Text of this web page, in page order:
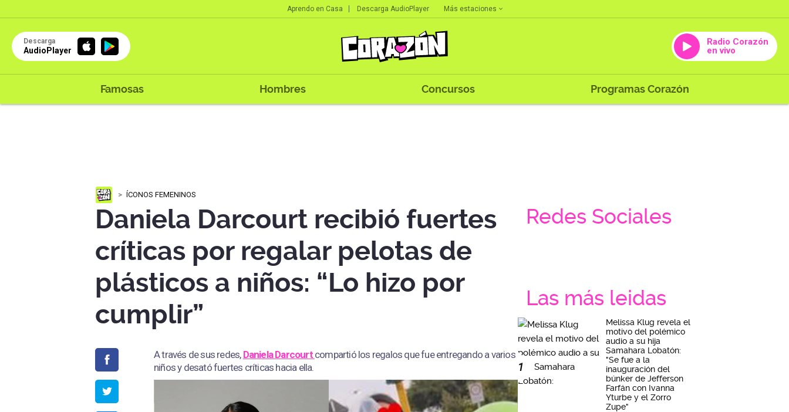
Aprendo en Casa Descarga AudioPlayer Más estaciones
Descarga
AudioPlayer
Radio Corazón
en vivo
Famosas Hombres Concursos Programas Corazón
ÍCONOS FEMENINOS
Daniela Darcourt recibió fuertes
críticas por regalar pelotas de
plásticos a niños: “Lo hizo por
cumplir”
A través de sus redes, Daniela Darcourt compartió los regalos que fue entregando a varios
niños y desató fuertes críticas hacia ella.
Redes Sociales
Las más leidas
1
Melissa Klug revela el
motivo del polémico
audio a su hija
Samahara Lobatón:
"Se fue a la
inauguración del
búnker de Jefferson
Farfán con Ivanna
Yturbe y el Zorro
Zupe"